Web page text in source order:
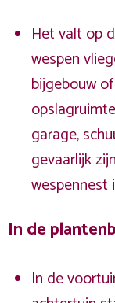
Het valt op
wespen
bijgebouw
garage,
gevaarlijk
wespennest
In de
In de